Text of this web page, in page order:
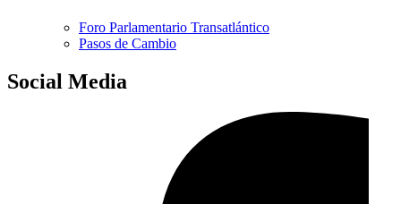
Foro Parlamentario Transatlántico
Pasos de Cambio
Social Media